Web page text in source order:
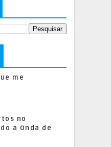
me
no
a Onda de